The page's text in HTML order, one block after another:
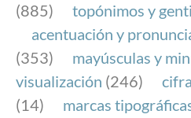
(885)
topónimos y
acentuación y
(353)
mayúsculas y
visualización (246)
(14)
marcas